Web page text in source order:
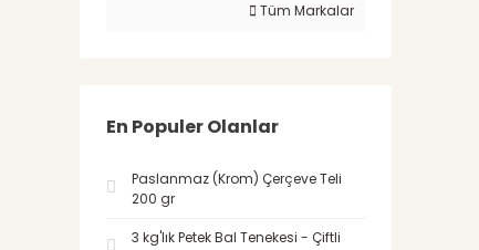
Tüm Markalar
En Populer Olanlar
Paslanmaz (Krom) Çerçeve Teli
200 gr
3 kg'lık Petek Bal Tenekesi - Çiftli